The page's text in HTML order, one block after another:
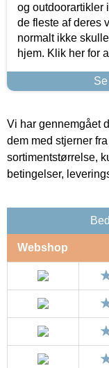
og outdoorartikler
de fleste af deres
normalt ikke
hjem. Klik her for
Vi har gennemgået
dem med stjerner
sortimentstørrelse,
betingelser,
Webshop